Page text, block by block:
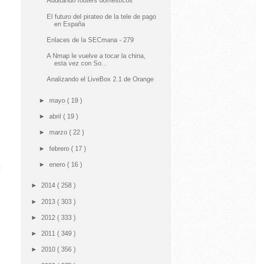
El futuro del pirateo de la tele de pago
en España
Enlaces de la SECmana - 279
A Nmap le vuelve a tocar la china,
esta vez con So...
Analizando el LiveBox 2.1 de Orange
► mayo ( 19 )
► abril ( 19 )
► marzo ( 22 )
► febrero ( 17 )
► enero ( 16 )
► 2014 ( 258 )
► 2013 ( 303 )
► 2012 ( 333 )
► 2011 ( 349 )
► 2010 ( 356 )